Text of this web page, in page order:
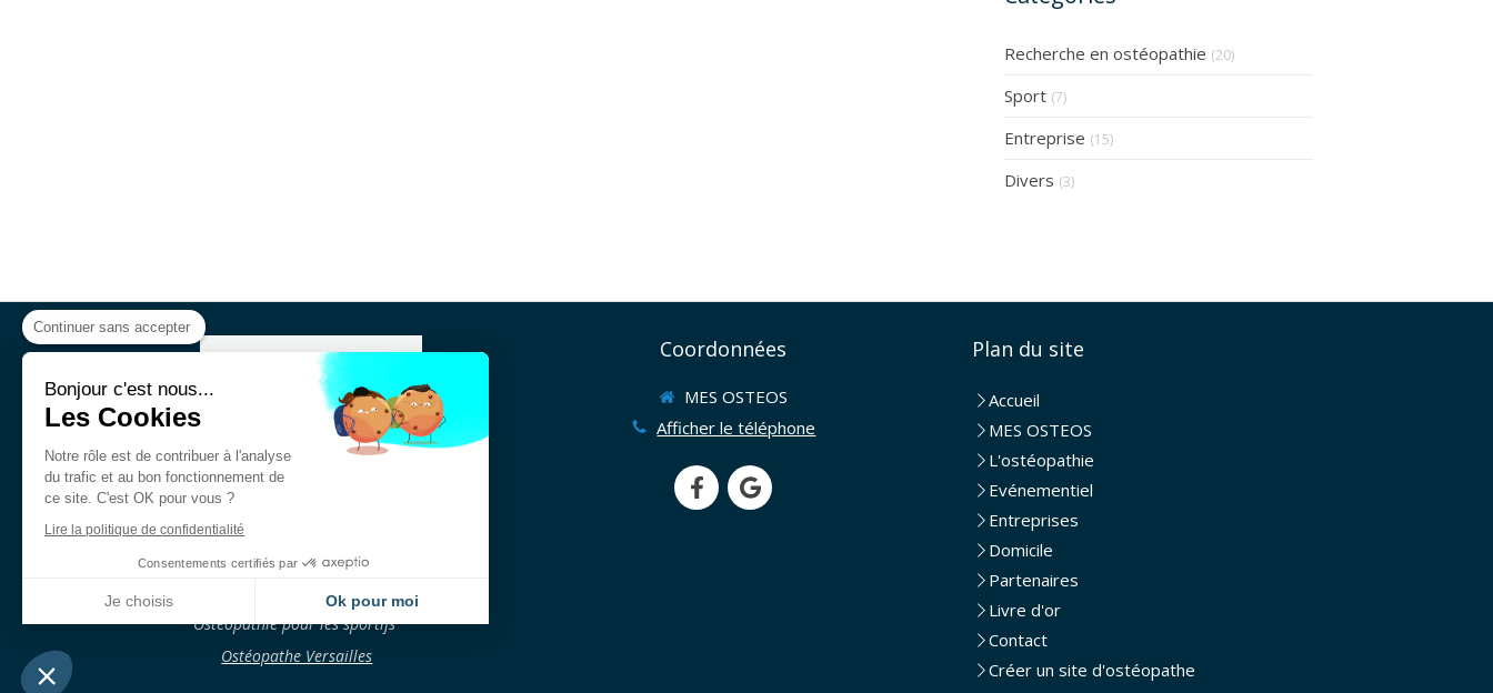
Recherche en ostéopathie (20)
Sport (7)
Entreprise (15)
Divers (3)
Ostéopathie en entreprise
Ostéopathie pour les sportifs
Ostéopathe Versailles
Coordonnées
MES OSTEOS
Afficher le téléphone
Plan du site
Accueil
MES OSTEOS
L'ostéopathie
Evénementiel
Entreprises
Domicile
Partenaires
Livre d'or
Contact
Créer un site d'ostéopathe
Continuer sans accepter
Bonjour c'est nous...
Les Cookies
Notre rôle est de contribuer à l'analyse
du trafic et au bon fonctionnement de
ce site. C'est OK pour vous ?
Lire la politique de confidentialité
Consentements certifiés par
Je choisis Ok pour moi
Plateforme de Gestion du Consentement : Personnalisez vos Options
Notre plateforme vous permet d'adapter et de gérer vos paramètres de confidentialité, en garantissant la conformité avec les réglementations. Personnalisez vos préférences pour contrôler la manière dont vos informations sont manipulées.